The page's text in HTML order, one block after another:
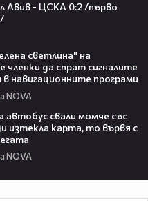
Авив - ЦСКА 0:2 /първо
светлина" на
членки да спрат сигналите
в навигационните програми
NOVA
свали момче със
изтекла карта, то вървя с
NOVA